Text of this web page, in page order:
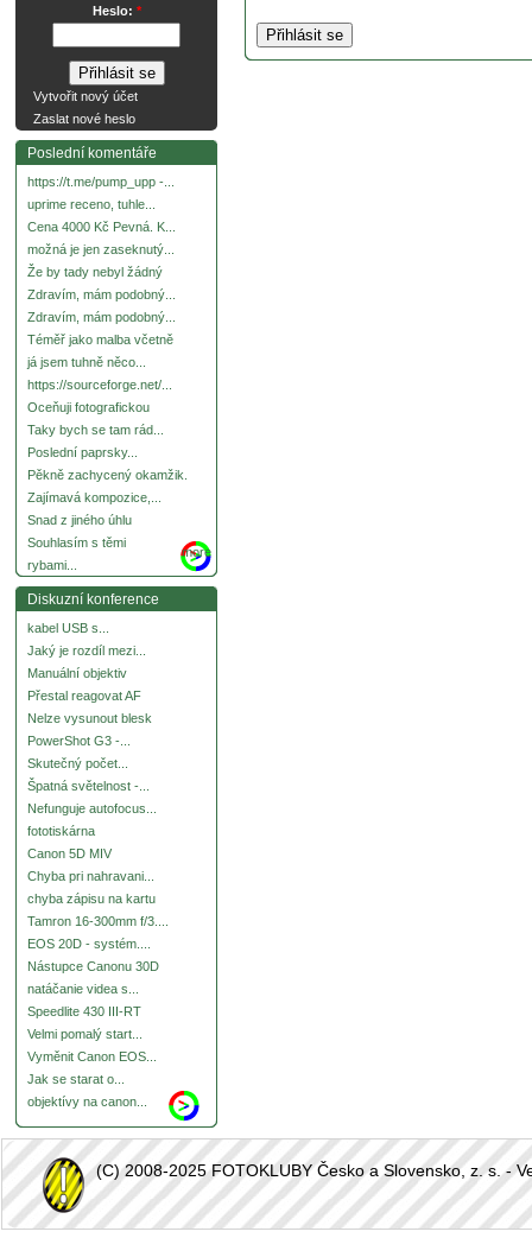
Heslo: *
Vytvořit nový účet
Zaslat nové heslo
Poslední komentáře
https://t.me/pump_upp -...
uprime receno, tuhle...
Cena 4000 Kč Pevná. K...
možná je jen zaseknutý...
Že by tady nebyl žádný
Zdravím, mám podobný...
Zdravím, mám podobný...
Téměř jako malba včetně
já jsem tuhně něco...
https://sourceforge.net/...
Oceňuji fotografickou
Taky bych se tam rád...
Poslední paprsky...
Pěkně zachycený okamžik.
Zajímavá kompozice,...
Snad z jiného úhlu
Souhlasím s těmi
rybami...
more
Diskuzní konference
kabel USB s...
Jaký je rozdíl mezi...
Manuální objektiv
Přestal reagovat AF
Nelze vysunout blesk
PowerShot G3 -...
Skutečný počet...
Špatná světelnost -...
Nefunguje autofocus...
fototiskárna
Canon 5D MIV
Chyba pri nahravani...
chyba zápisu na kartu
Tamron 16-300mm f/3....
EOS 20D - systém....
Nástupce Canonu 30D
natáčanie videa s...
Speedlite 430 III-RT
Velmi pomalý start...
Vyměnit Canon EOS...
Jak se starat o...
objektívy na canon...
(C) 2008-2025 FOTOKLUBY Česko a Slovensko, z. s. -